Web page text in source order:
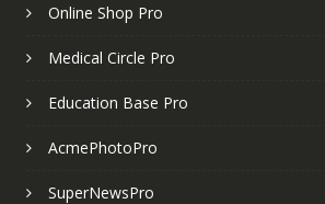
Online Shop Pro
Medical Circle Pro
Education Base Pro
AcmePhotoPro
SuperNewsPro